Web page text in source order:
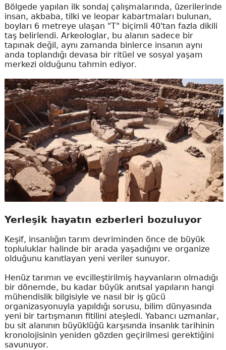
Bölgede yapılan ilk sondaj çalışmalarında, üzerilerinde
insan, akbaba, tilki ve leopar kabartmaları bulunan,
boyları 6 metreye ulaşan "T" biçimli 40'tan fazla dikili
taş belirlendi. Arkeologlar, bu alanın sadece bir
tapınak değil, aynı zamanda binlerce insanın aynı
anda toplandığı devasa bir ritüel ve sosyal yaşam
merkezi olduğunu tahmin ediyor.
Yerleşik hayatın ezberleri bozuluyor
Keşif, insanlığın tarım devriminden önce de büyük
topluluklar halinde bir arada yaşadığını ve organize
olduğunu kanıtlayan yeni veriler sunuyor.
Henüz tarımın ve evcilleştirilmiş hayvanların olmadığı
bir dönemde, bu kadar büyük anıtsal yapıların hangi
mühendislik bilgisiyle ve nasıl bir iş gücü
organizasyonuyla yapıldığı sorusu, bilim dünyasında
yeni bir tartışmanın fitilini ateşledi. Yabancı uzmanlar,
bu sit alanının büyüklüğü karşısında insanlık tarihinin
kronolojisinin yeniden gözden geçirilmesi gerektiğini
savunuyor.